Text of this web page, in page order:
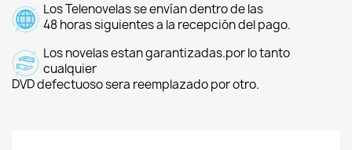
Los Telenovelas se envían dentro de las
48 horas siguientes a la recepción del pago.
Los novelas estan garantizadas.por lo tanto
cualquier
DVD defectuoso sera reemplazado por otro.